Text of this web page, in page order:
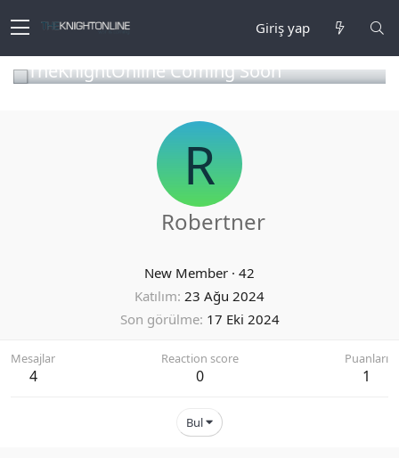
Giriş yap
TheKnightOnline Coming Soon
R
Robertner
New Member · 42
Katılım 23 Ağu 2024
Son görülme 17 Eki 2024
Mesajlar
4
Reaction score
0
Puanları
1
Bul